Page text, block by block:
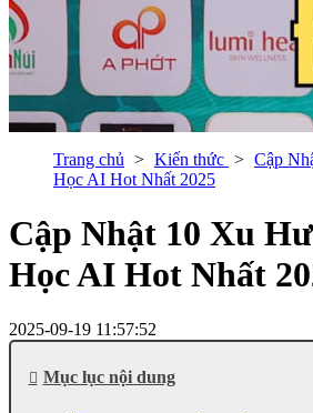
Trang chủ Kiến thức
Cập
Học AI Hot Nhất 2025
Cập Nhật 10 Xu
Học AI Hot Nhất
2025-09-19 11:57:52
Mục lục nội dung